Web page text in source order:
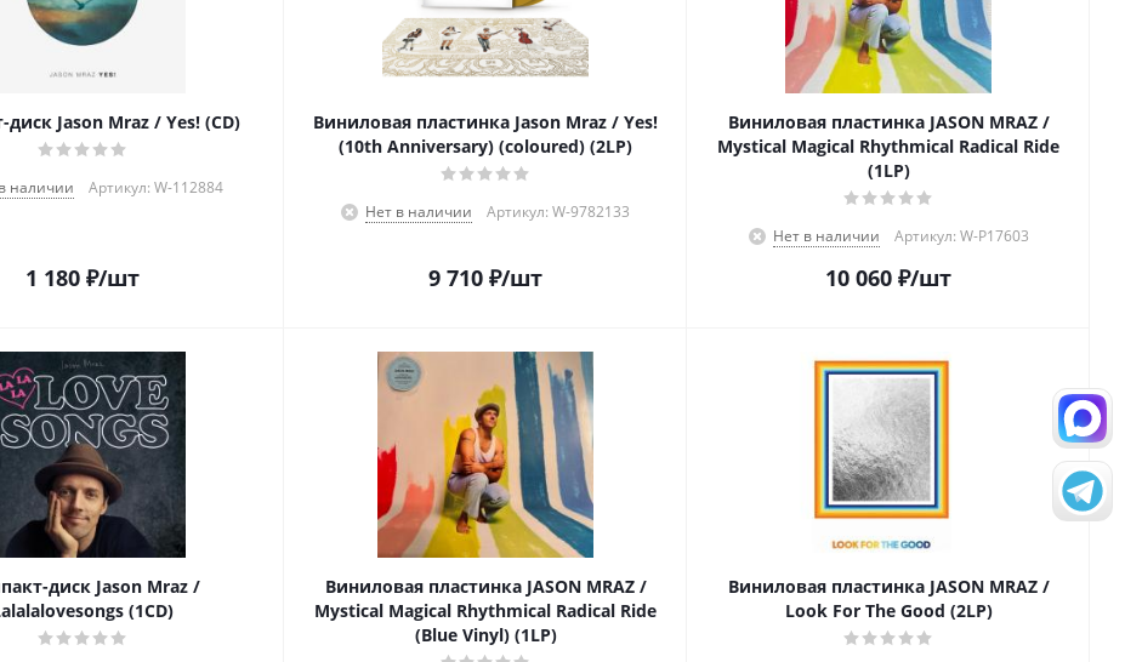
Jason Mraz / Yes! (CD)
наличии Артикул: W-112884
1 180 ₽/шт
Виниловая пластинка Jason Mraz / Yes!
(10th Anniversary) (coloured) (2LP)
Нет в наличии Артикул: W-9782133
9 710 ₽/шт
Виниловая пластинка JASON MRAZ /
Mystical Magical Rhythmical Radical Ride
(1LP)
Нет в наличии Артикул: W-P17603
10 060 ₽/шт
диск Jason Mraz /
(1CD)
Виниловая пластинка JASON MRAZ /
Mystical Magical Rhythmical Radical Ride
(Blue Vinyl) (1LP)
Виниловая пластинка JASON MRAZ /
Look For The Good (2LP)